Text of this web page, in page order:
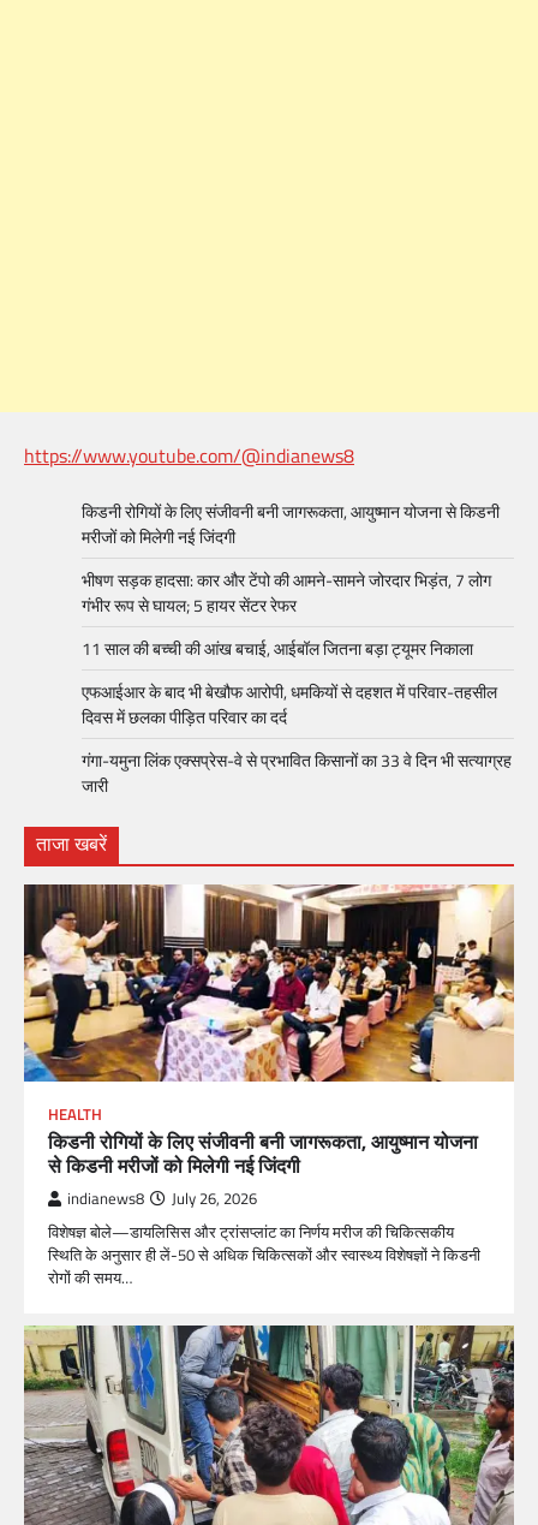
https://www.youtube.com/@indianews8
किडनी रोगियों के लिए संजीवनी बनी जागरूकता, आयुष्मान योजना से किडनी
मरीजों को मिलेगी नई जिंदगी
भीषण सड़क हादसा: कार और टेंपो की आमने-सामने जोरदार भिड़ंत, 7 लोग
गंभीर रूप से घायल; 5 हायर सेंटर रेफर​
11 साल की बच्ची की आंख बचाई, आईबॉल जितना बड़ा ट्यूमर निकाला
एफआईआर के बाद भी बेखौफ आरोपी, धमकियों से दहशत में परिवार-तहसील
दिवस में छलका पीड़ित परिवार का दर्द
गंगा-यमुना लिंक एक्सप्रेस-वे से प्रभावित किसानों का 33 वे दिन भी सत्याग्रह
जारी
ताजा खबरें
HEALTH
किडनी रोगियों के लिए संजीवनी बनी जागरूकता, आयुष्मान योजना
से किडनी मरीजों को मिलेगी नई जिंदगी
indianews8 July 26, 2026
विशेषज्ञ बोले—डायलिसिस और ट्रांसप्लांट का निर्णय मरीज की चिकित्सकीय
स्थिति के अनुसार ही लें-50 से अधिक चिकित्सकों और स्वास्थ्य विशेषज्ञों ने किडनी
रोगों की समय…